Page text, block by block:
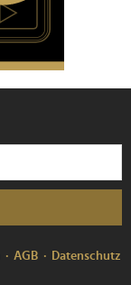
AGB
Datenschutz